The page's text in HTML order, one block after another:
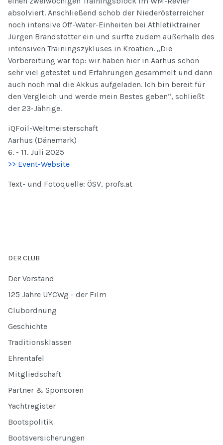
absolviert. Anschließend schob der Niederösterreicher
noch intensive Off-Water-Einheiten bei Athletiktrainer
Jürgen Brandstötter ein und surfte zudem außerhalb des
intensiven Trainingszykluses in Kroatien. „Die
Vorbereitung war top: wir haben hier in Aarhus schon
sehr viel getestet und Erfahrungen gesammelt und dann
auch noch mal die Akkus aufgeladen. Ich bin bereit für
den Vergleich und werde mein Bestes geben“, schließt
der 23-Jährige.
iQFoil-Weltmeisterschaft
Aarhus (Dänemark)
6. - 11. Juli 2025
>> Event-Website
Text- und Fotoquelle: ÖSV, profs.at
DER CLUB
Der Vorstand
125 Jahre UYCWg - der Film
Clubordnung
Geschichte
Traditionsklassen
Ehrentafel
Mitgliedschaft
Partner & Sponsoren
Yachtregister
Bootspolitik
Bootsversicherungen